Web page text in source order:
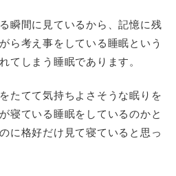
瞬間に見ているから、記憶に残
ら考え事をしている睡眠という
てしまう睡眠であります。
たてて気持ちよさそうな眠りを
寝ている睡眠をしているのかと
に格好だけ見て寝ていると思っ